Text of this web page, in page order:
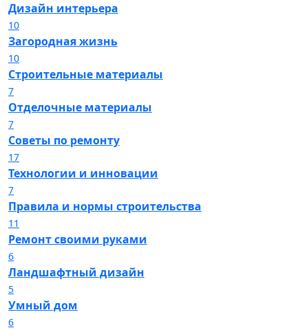
Дизайн интерьера
10
Загородная жизнь
10
Строительные материалы
7
Отделочные материалы
7
Советы по ремонту
17
Технологии и инновации
7
Правила и нормы строительства
11
Ремонт своими руками
6
Ландшафтный дизайн
5
Умный дом
6